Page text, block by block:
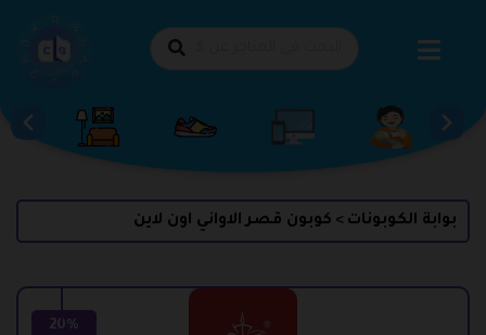
بوابة الكوبونات > كوبون قصر الاواني اون لاين
20%